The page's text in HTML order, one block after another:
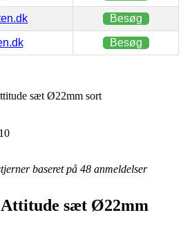
Besøg
Besøg
sæt Ø22mm sort
baseret på 48 anmeldelser
sæt Ø22mm